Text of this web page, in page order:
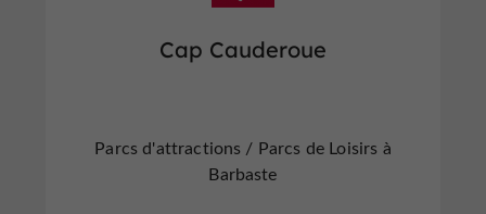
Cap Cauderoue
Parcs d'attractions / Parcs de Loisirs à
Barbaste